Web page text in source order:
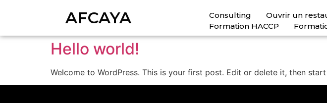
AFCAYA Consulting Ouvrir un
Formation HACCP
Hello world!
Welcome to WordPress. This is your first post. Edit or delete it, then